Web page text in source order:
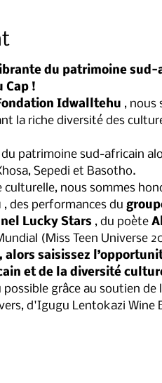
du patrimoine
Cap !
Idwalltehu , nous
la riche diversité des
Sepedi et Basotho.
culturelle, nous sommes
, des performances du
Lucky Stars , du poète
(Miss Teen Universe
saisissez
et de la diversité
d'Igugu Lentokazi Wine